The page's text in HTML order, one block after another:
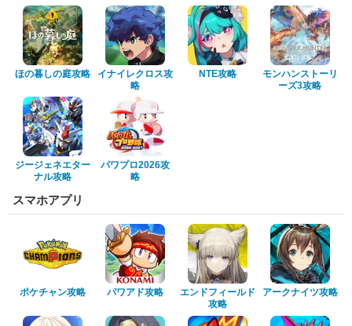
ほの暮しの庭攻略
イナイレクロス攻
略
NTE攻略
モンハンストーリ
ーズ3攻略
ジージェネエター
ナル攻略
パワプロ2026攻
略
スマホアプリ
ポケチャン攻略 パワアド攻略
エンドフィールド
攻略
アークナイツ攻略